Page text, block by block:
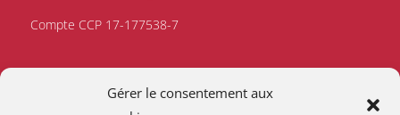
Gérer le consentement aux
Compte CCP 17-177538-7